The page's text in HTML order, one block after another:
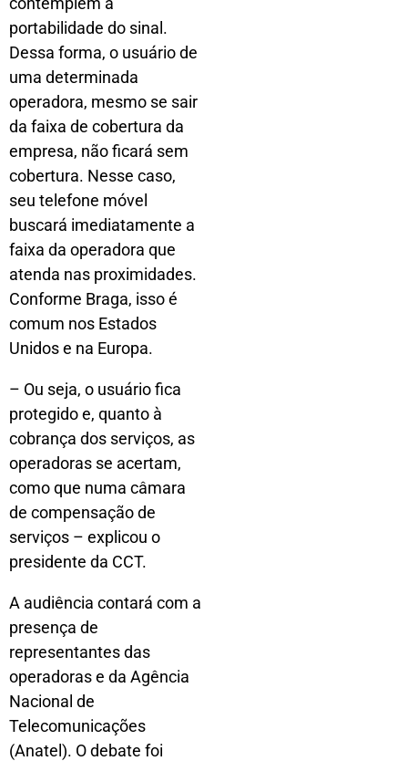
portabilidade do sinal.
Dessa forma, o usuário de
uma determinada
operadora, mesmo se sair
da faixa de cobertura da
empresa, não ficará sem
cobertura. Nesse caso,
seu telefone móvel
buscará imediatamente a
faixa da operadora que
atenda nas proximidades.
Conforme Braga, isso é
comum nos Estados
Unidos e na Europa.
– Ou seja, o usuário fica
protegido e, quanto à
cobrança dos serviços, as
operadoras se acertam,
como que numa câmara
de compensação de
serviços – explicou o
presidente da CCT.
A audiência contará com a
presença de
representantes das
operadoras e da Agência
Nacional de
Telecomunicações
(Anatel). O debate foi